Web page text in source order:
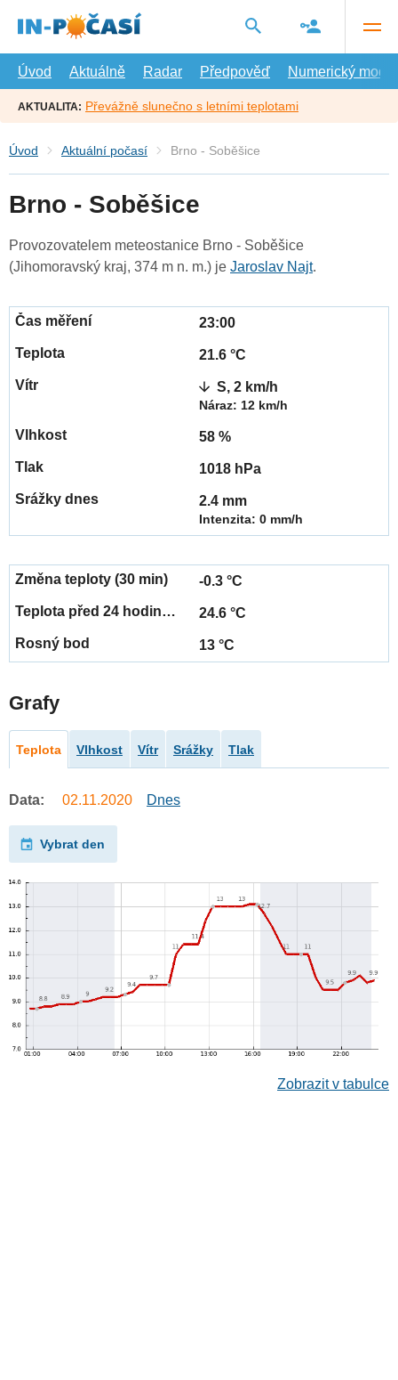
hlavní
Úvod
Aktuálně Radar Předpověď Numerický model
AKTUALITA: Převážně slunečno s letními teplotami
Úvod Aktuální počasí Brno - Soběšice
Brno - Soběšice
Provozovatelem meteostanice Brno - Soběšice
(Jihomoravský kraj, 374 m n. m.) je Jaroslav Najt.
23:00
21.6 °C
S, 2 km/h
Náraz: 12 km/h
58 %
1018 hPa
2.4 mm
Intenzita: 0 mm/h
-0.3 °C
24.6 °C
13 °C
Grafy
Teplota Vlhkost Vítr Srážky Tlak
Data: 02.11.2020 Dnes
Vybrat den
Zobrazit v tabulce